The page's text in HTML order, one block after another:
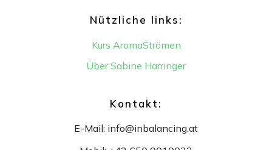
Nützliche links:
Kurs AromaStrömen
Über Sabine Harringer
Kontakt:
E-Mail: info@inbalancing.at